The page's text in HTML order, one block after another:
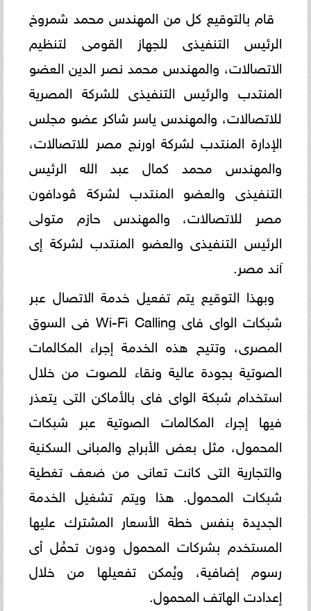
قام بالتوقيع كل من المهندس محمد شمروخ
الرئيس التنفيذى للجهاز القومى لتنظيم
الاتصالات، والمهندس محمد نصر الدين العضو
المنتدب والرئيس التنفيذى للشركة المصرية
للاتصالات، والمهندس ياسر شاكر عضو مجلس
الإدارة المنتدب لشركة اورنچ مصر للاتصالات،
والمهندس محمد كمال عبد الله الرئيس
التنفيذى والعضو المنتدب لشركة ڤودافون
مصر للاتصالات، والمهندس حازم متولى
الرئيس التنفيذى والعضو المنتدب لشركة إى
آند مصر.
وبهذا التوقيع يتم تفعيل خدمة الاتصال عبر
شبكات الواى فاى Wi-Fi Calling فى السوق
المصرى، وتتيح هذه الخدمة إجراء المكالمات
الصوتية بجودة عالية ونقاء للصوت من خلال
استخدام شبكة الواى فاى بالأماكن التى يتعذر
فيها إجراء المكالمات الصوتية عبر شبكات
المحمول، مثل بعض الأبراج والمبانى السكنية
والتجارية التى كانت تعانى من ضعف تغطية
شبكات المحمول. هذا ويتم تشغيل الخدمة
الجديدة بنفس خطة الأسعار المشترك عليها
المستخدم بشركات المحمول ودون تحمُل أى
رسوم إضافية، ويُمكن تفعيلها من خلال
إعدادت الهاتف المحمول.